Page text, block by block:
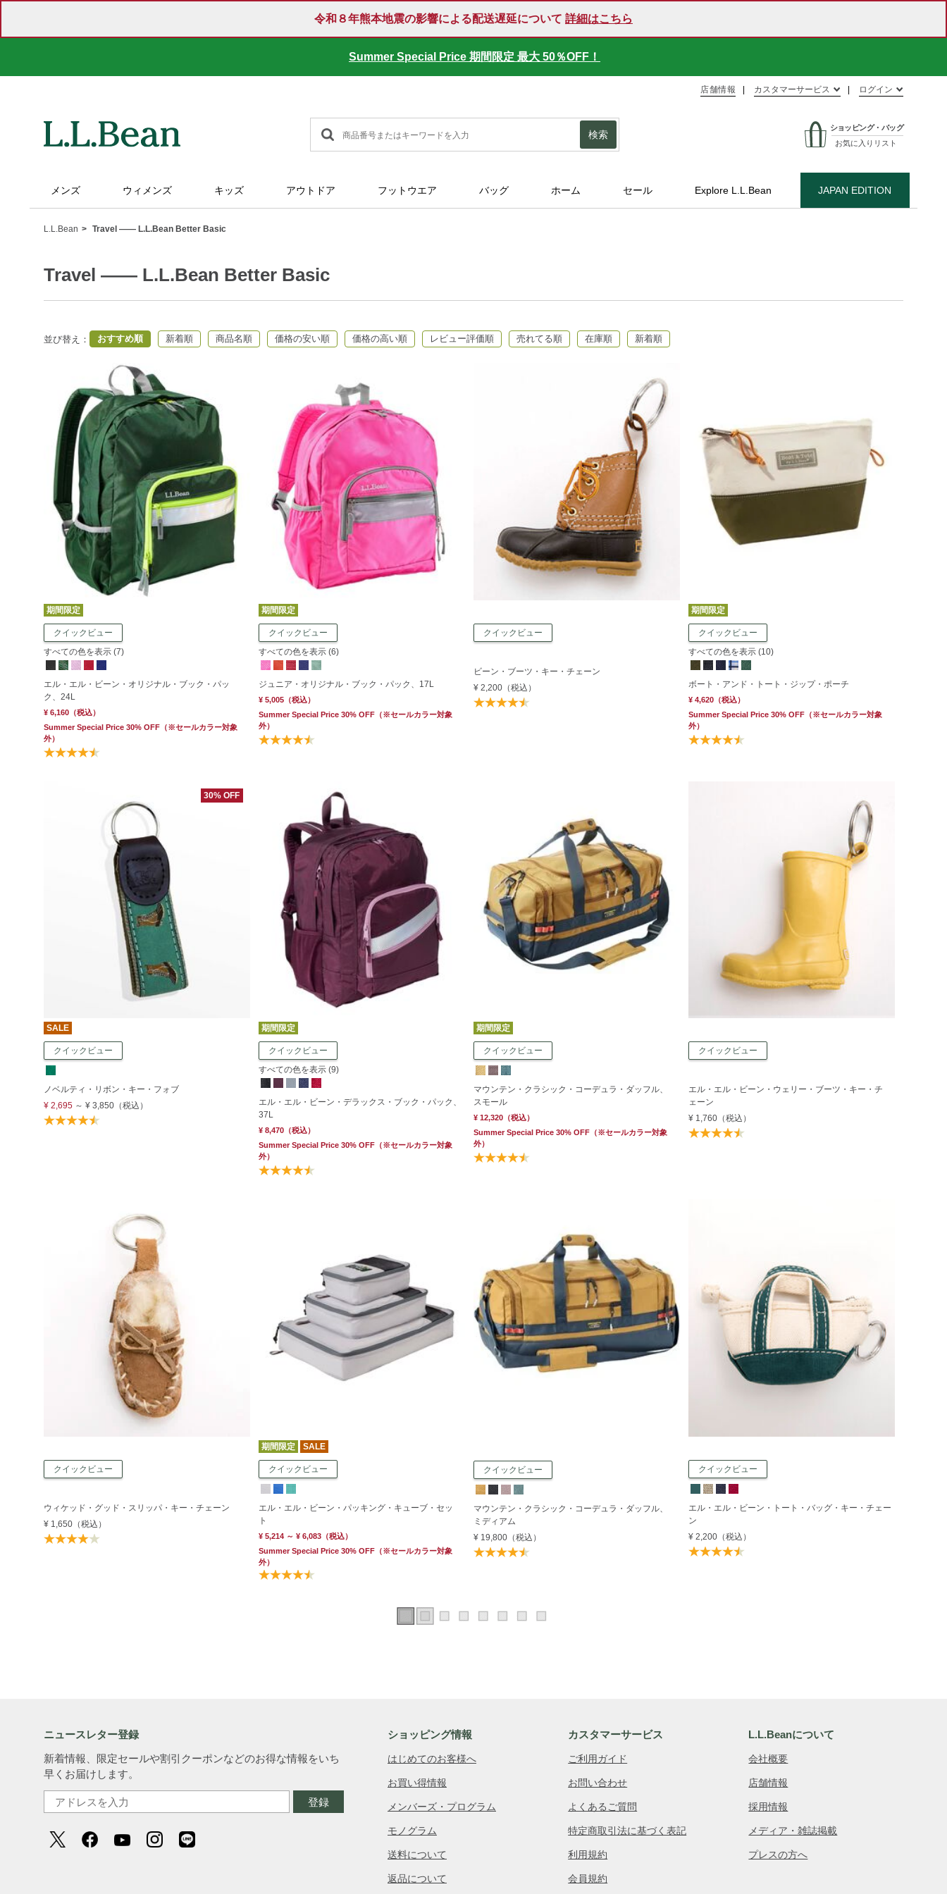
令和８年熊本地震の影響による配送遅延について 詳細はこちら
Summer Special Price 期間限定 最大 50％OFF！
店舗情報 カスタマーサービス ログイン
検索
ショッピング・バッグ
お気に入りリスト
メンズ ウィメンズ キッズ アウトドア フットウエア バッグ ホーム セール Explore L.L.Bean JAPAN EDITION
L.L.Bean Travel ―― L.L.Bean Better Basic
Travel ―― L.L.Bean Better Basic
並び替え ： おすすめ順 新着順 商品名順 価格の安い順 価格の高い順 レビュー評価順 売れてる順 在庫順 新着順
期間限定
クイックビュー
すべての色を表示 (7)
エル・エル・ビーン・オリジナル・ブック・パッ
ク、24L
¥ 6,160 （税込）
Summer Special Price 30% OFF （※セールカラー対象
外）
期間限定
クイックビュー
すべての色を表示 (6)
ジュニア・オリジナル・ブック・パック、17L
¥ 5,005（税込）
Summer Special Price 30% OFF（※セールカラー対象
外）
クイックビュー
ビーン・ブーツ・キー・チェーン
¥ 2,200（税込）
期間限定
クイックビュー
すべての色を表示 (10)
ボート・アンド・トート・ジップ・ポーチ
¥ 4,620（税込）
Summer Special Price 30% OFF（※セールカラー対象
外）
30% OFF
SALE
クイックビュー
ノベルティ・リボン・キー・フォブ
¥ 2,695 ～ ¥ 3,850 （税込）
期間限定
クイックビュー
すべての色を表示 (9)
エル・エル・ビーン・デラックス・ブック・パック、
37L
¥ 8,470（税込）
Summer Special Price 30% OFF（※セールカラー対象
外）
期間限定
クイックビュー
マウンテン・クラシック・コーデュラ・ダッフル、
スモール
¥ 12,320（税込）
Summer Special Price 30% OFF（※セールカラー対象
外）
クイックビュー
エル・エル・ビーン・ウェリー・ブーツ・キー・チ
ェーン
¥ 1,760（税込）
クイックビュー
ウィケッド・グッド・スリッパ・キー・チェーン
¥ 1,650 （税込）
期間限定 SALE
クイックビュー
エル・エル・ビーン・パッキング・キューブ・セッ
ト
¥ 5,214 ～ ¥ 6,083（税込）
Summer Special Price 30% OFF（※セールカラー対象
外）
クイックビュー
マウンテン・クラシック・コーデュラ・ダッフル、
ミディアム
¥ 19,800（税込）
クイックビュー
エル・エル・ビーン・トート・バッグ・キー・チェー
ン
¥ 2,200（税込）
ニュースレター登録
新着情報、限定セールや割引クーポンなどのお得な情報をいち
早くお届けします。
登録
ショッピング情報
はじめてのお客様へ
お買い得情報
メンバーズ・プログラム
モノグラム
送料について
返品について
カスタマーサービス
ご利用ガイド
お問い合わせ
よくあるご質問
特定商取引法に基づく表記
利用規約
会員規約
L.L.Beanについて
会社概要
店舗情報
採用情報
メディア・雑誌掲載
プレスの方へ